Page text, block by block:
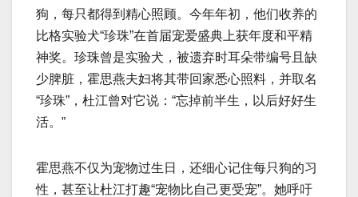
狗，每只都得到精心照顾。今年年初，他们收养的
比格实验犬“珍珠”在首届宠爱盛典上获年度和平精
神奖。珍珠曾是实验犬，被遗弃时耳朵带编号且缺
少脾脏，霍思燕夫妇将其带回家悉心照料，并取名
“珍珠”，杜江曾对它说：“忘掉前半生，以后好好生
活。”
霍思燕不仅为宠物过生日，还细心记住每只狗的习
性，甚至让杜江打趣“宠物比自己更受宠”。她呼吁